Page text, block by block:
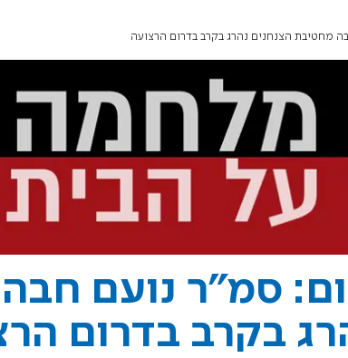
מחטיבת הצנחנים נהרג בקרב בדרום הרצועה
סמ"ר נועם
בקרב בדרום